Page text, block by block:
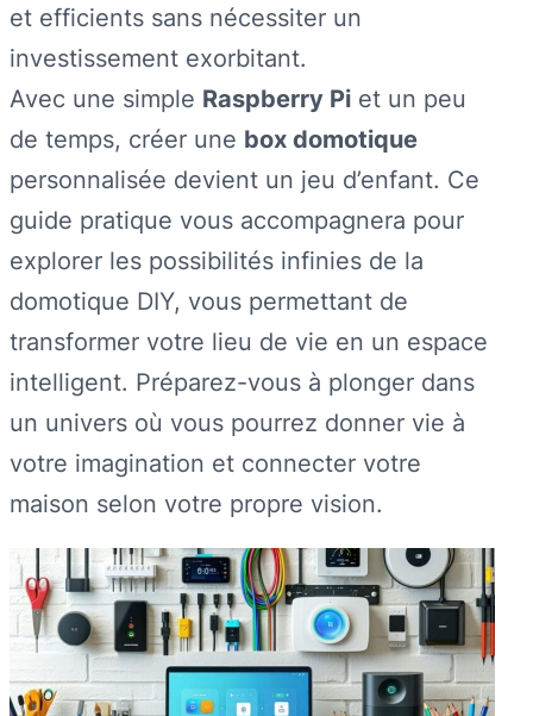
et efficients sans nécessiter un
investissement exorbitant.
Avec une simple Raspberry Pi et un peu
de temps, créer une box domotique
personnalisée devient un jeu d’enfant. Ce
guide pratique vous accompagnera pour
explorer les possibilités infinies de la
domotique DIY, vous permettant de
transformer votre lieu de vie en un espace
intelligent. Préparez-vous à plonger dans
un univers où vous pourrez donner vie à
votre imagination et connecter votre
maison selon votre propre vision.